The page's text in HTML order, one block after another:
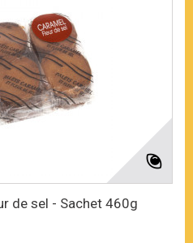
de sel - Sachet 460g